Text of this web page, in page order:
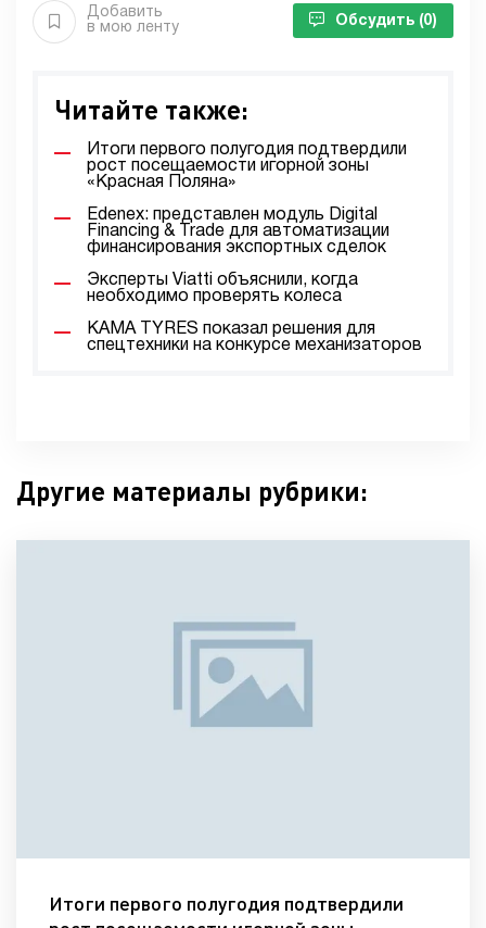
Добавить
в мою ленту
Обсудить (0)
Читайте также:
Итоги первого полугодия подтвердили
рост посещаемости игорной зоны
«Красная Поляна»
Edenex: представлен модуль Digital
Financing & Trade для автоматизации
финансирования экспортных сделок
Эксперты Viatti объяснили, когда
необходимо проверять колеса
KAMA TYRES показал решения для
спецтехники на конкурсе механизаторов
Другие материалы рубрики:
Итоги первого полугодия подтвердили